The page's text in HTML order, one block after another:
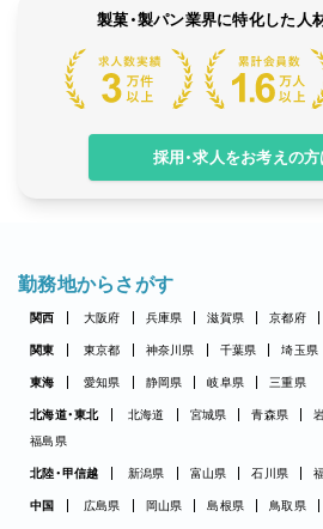
製菓・製パン業界に特化した人
採用・求人をお考えの
勤務地からさがす
関西 大阪府 兵庫県 滋賀県 京都府
関東 東京都 神奈川県 千葉県 埼玉県
東海 愛知県 静岡県 岐阜県 三重県
北海道・東北 北海道 宮城県 青森県
福島県
北陸・甲信越 新潟県 富山県 石川県
中国 広島県 岡山県 島根県 鳥取県